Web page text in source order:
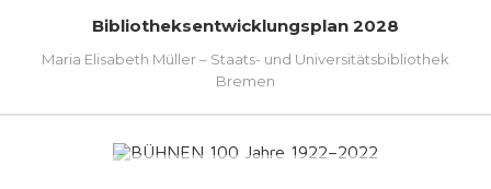
Bibliotheksentwicklungsplan 2028
Maria Elisabeth Müller – Staats- und Universitätsbibliothek
Bremen